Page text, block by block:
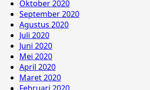
Oktober 2020
September 2020
Agustus 2020
Juli 2020
Juni 2020
Mei 2020
April 2020
Maret 2020